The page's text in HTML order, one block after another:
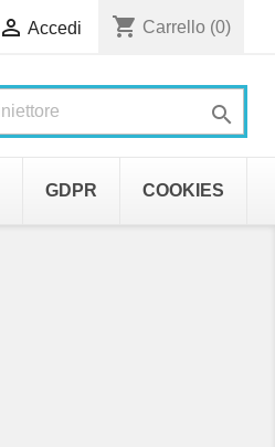
 Accedi shopping_cart Carrello (0)

GDPR COOKIES